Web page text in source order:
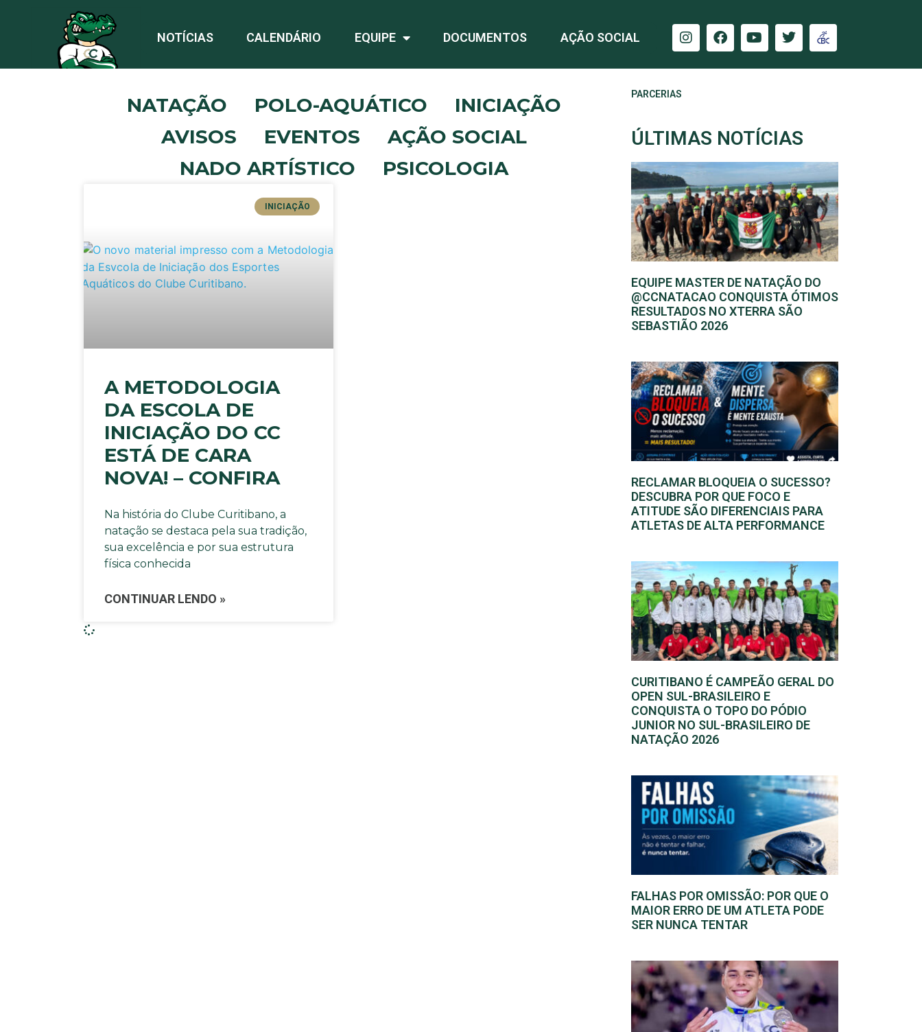
NOTÍCIAS CALENDÁRIO EQUIPE DOCUMENTOS AÇÃO SOCIAL
NATAÇÃO POLO-AQUÁTICO
INICIAÇÃO
AVISOS
EVENTOS
AÇÃO SOCIAL
NADO ARTÍSTICO
PSICOLOGIA
INICIAÇÃO
A METODOLOGIA
DA ESCOLA DE
INICIAÇÃO DO CC
ESTÁ DE CARA
NOVA! – CONFIRA
Na história do Clube Curitibano, a
natação se destaca pela sua tradição,
sua excelência e por sua estrutura
física conhecida
CONTINUAR LENDO »
PARCERIAS
ÚLTIMAS NOTÍCIAS
EQUIPE MASTER DE NATAÇÃO DO
@CCNATACAO CONQUISTA ÓTIMOS
RESULTADOS NO XTERRA SÃO
SEBASTIÃO 2026
RECLAMAR BLOQUEIA O SUCESSO?
DESCUBRA POR QUE FOCO E
ATITUDE SÃO DIFERENCIAIS PARA
ATLETAS DE ALTA PERFORMANCE
CURITIBANO É CAMPEÃO GERAL DO
OPEN SUL-BRASILEIRO E
CONQUISTA O TOPO DO PÓDIO
JUNIOR NO SUL-BRASILEIRO DE
NATAÇÃO 2026
FALHAS POR OMISSÃO: POR QUE O
MAIOR ERRO DE UM ATLETA PODE
SER NUNCA TENTAR